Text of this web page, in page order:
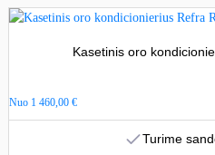
Kasetinis oro
Nuo 1 460,00 €
Turime